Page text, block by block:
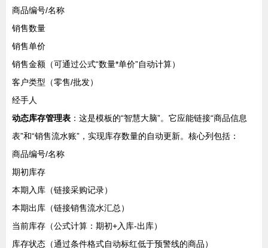
商品编号/名称
销售数量
销售单价
销售金额（可通过公式“数量*单价”自动计算）
客户类型（零售/批发）
经手人
动态库存管理表 ：这是模板的“智慧大脑”。它应能链接“商品信息
表”和“销售流水账”，实现库存数量的自动更新。核心列包括：
商品编号/名称
期初库存
本期入库（链接采购记录）
本期出库（链接销售流水汇总）
当前库存（公式计算：期初+入库-出库）
库存状态（通过条件格式自动标红低于预警线的商品）